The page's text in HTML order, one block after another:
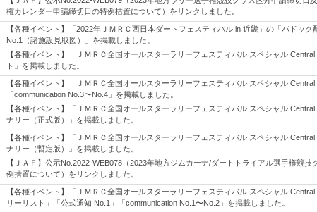
権カレンダー申請締切日の特例措置について）をリンクしました。
【各種イベント】「2022年ＪＭＲＣ西日本ダートフェスティバル in 近畿」の「パドック
No.1（諸施設見取図）」を掲載しました。
【各種イベント】「ＪＭＲＣ全国オールスターラリーフェスティバル スペシャル
ト」を掲載しました。
【各種イベント】「ＪＭＲＣ全国オールスターラリーフェスティバル スペシャル Central
「communication No.3〜No.4」を掲載しました。
【各種イベント】「ＪＭＲＣ全国オールスターラリーフェスティバル スペシャル
ナリー（正式版）」を掲載しました。
【各種イベント】「ＪＭＲＣ全国オールスターラリーフェスティバル スペシャル
ナリー（暫定版）」を掲載しました。
【ＪＡＦ】公示No.2022-WEB078（2023年地方ジムカーナ/ダートトライアル選手権競技
例措置について）をリンクしました。
【各種イベント】「ＪＭＲＣ全国オールスターラリーフェスティバル スペシャル
リーリスト」「公式通知 No.1」「communication No.1〜No.2」を掲載しました。